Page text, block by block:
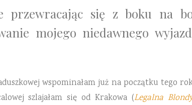
przewracając się z boku na
mojego niedawnego
wspominałam już na początku tego
szlajałam się od Krakowa (Legalna